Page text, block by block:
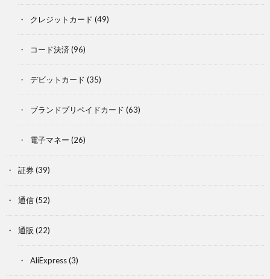
クレジットカード (49)
コード決済 (96)
デビットカード (35)
ブランドプリペイドカード (63)
電子マネー (26)
証券(39)
通信(52)
通販 (22)
AliExpress(3)